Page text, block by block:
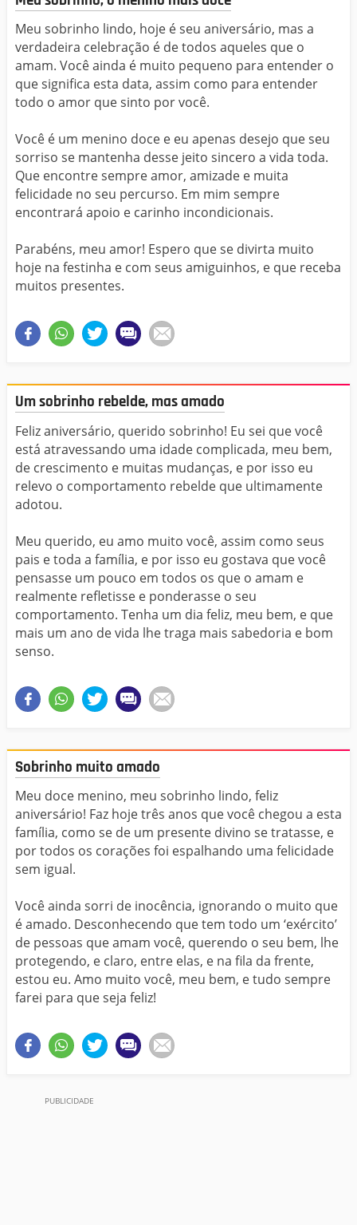
Meu sobrinho lindo, hoje é seu aniversário, mas a
verdadeira celebração é de todos aqueles que o
amam. Você ainda é muito pequeno para entender o
que significa esta data, assim como para entender
todo o amor que sinto por você.
Você é um menino doce e eu apenas desejo que seu
sorriso se mantenha desse jeito sincero a vida toda.
Que encontre sempre amor, amizade e muita
felicidade no seu percurso. Em mim sempre
encontrará apoio e carinho incondicionais.
Parabéns, meu amor! Espero que se divirta muito
hoje na festinha e com seus amiguinhos, e que receba
muitos presentes.
Um sobrinho rebelde, mas amado
Feliz aniversário, querido sobrinho! Eu sei que você
está atravessando uma idade complicada, meu bem,
de crescimento e muitas mudanças, e por isso eu
relevo o comportamento rebelde que ultimamente
adotou.
Meu querido, eu amo muito você, assim como seus
pais e toda a família, e por isso eu gostava que você
pensasse um pouco em todos os que o amam e
realmente refletisse e ponderasse o seu
comportamento. Tenha um dia feliz, meu bem, e que
mais um ano de vida lhe traga mais sabedoria e bom
senso.
Sobrinho muito amado
Meu doce menino, meu sobrinho lindo, feliz
aniversário! Faz hoje três anos que você chegou a esta
família, como se de um presente divino se tratasse, e
por todos os corações foi espalhando uma felicidade
sem igual.
Você ainda sorri de inocência, ignorando o muito que
é amado. Desconhecendo que tem todo um ‘exército’
de pessoas que amam você, querendo o seu bem, lhe
protegendo, e claro, entre elas, e na fila da frente,
estou eu. Amo muito você, meu bem, e tudo sempre
farei para que seja feliz!